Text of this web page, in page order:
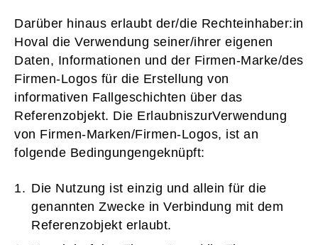
Darüber hinaus erlaubt der/die Rechteinhaber:in
Hoval die Verwendung seiner/ihrer eigenen
Daten, Informationen und der Firmen-Marke/des
Firmen-Logos für die Erstellung von
informativen Fallgeschichten über das
Referenzobjekt. Die ErlaubniszurVerwendung
von Firmen-Marken/Firmen-Logos, ist an
folgende Bedingungengeknüpft:
Die Nutzung ist einzig und allein für die
genannten Zwecke in Verbindung mit dem
Referenzobjekt erlaubt.